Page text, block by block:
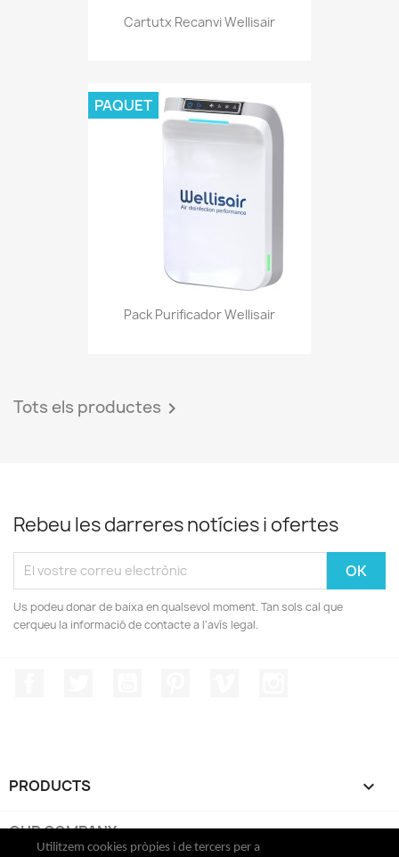
Cartutx Recanvi Wellisair
Pack Purificador Wellisair
PAQUET
Tots els productes 
Rebeu les darreres notícies i ofertes
Us podeu donar de baixa en qualsevol moment. Tan sols cal que
cerqueu la informació de contacte a l'avís legal.
PRODUCTS 
OUR COMPANY 
Utilitzem cookies pròpies i de tercers per a